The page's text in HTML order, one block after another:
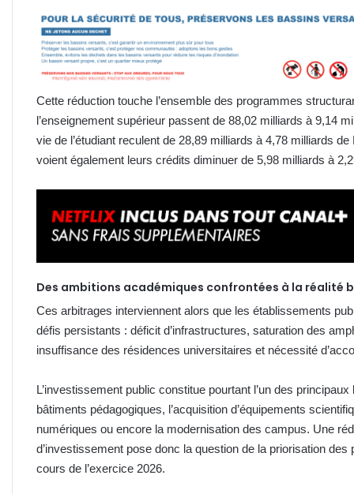
Cette réduction touche l’ensemble des programmes
l’enseignement supérieur passent de 88,02 milliards à 9,14
vie de l’étudiant reculent de 28,89 milliards à 4,78 milliards
voient également leurs crédits diminuer de 5,98 milliards à
Des ambitions académiques confrontées à la réalité
Ces arbitrages interviennent alors que les établissements
défis persistants : déficit d’infrastructures, saturation des
insuffisance des résidences universitaires et nécessité
L’investissement public constitue pourtant l’un des
bâtiments pédagogiques, l’acquisition d’équipements
numériques ou encore la modernisation des campus. Une
d’investissement pose donc la question de la priorisation
cours de l’exercice 2026.